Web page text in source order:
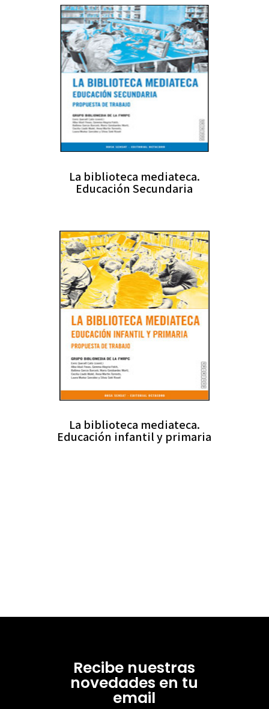
La biblioteca mediateca.
Educación Secundaria
La biblioteca mediateca.
Educación infantil y primaria
Recibe nuestras
novedades en tu
email